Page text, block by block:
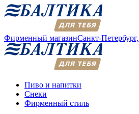
Фирменный магазинСанкт-Петербург,
Пиво и напитки
Снеки
Фирменный стиль